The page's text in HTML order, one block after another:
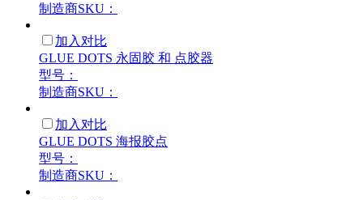
制造商SKU：
加入对比
GLUE DOTS 永固胶 和 点胶器
型号：
制造商SKU：
加入对比
GLUE DOTS 海报胶点
型号：
制造商SKU：